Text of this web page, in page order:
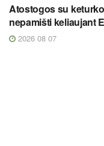
Atostogos su
nepamišti keliaujant
2026 08 07